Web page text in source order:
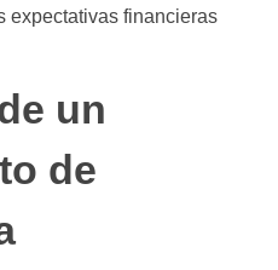
expectativas financieras
un
de